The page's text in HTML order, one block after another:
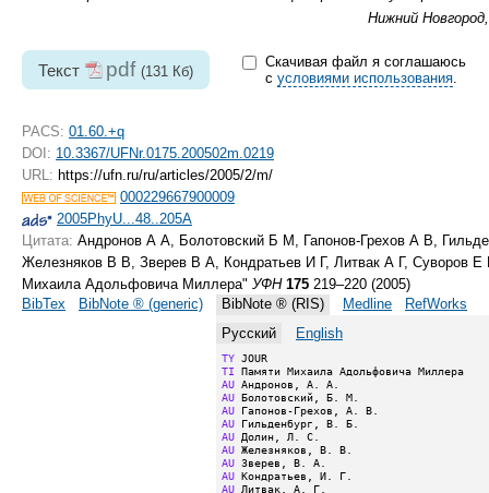
Нижний
Текст pdf (131 Кб)
Скачивая файл я соглашаюсь
с условиями использования.
PACS: 01.60.+q
DOI: 10.3367/UFNr.0175.200502m.0219
URL: https://ufn.ru/ru/articles/2005/2/m/
000229667900009
2005PhyU...48..205A
Цитата: Андронов А А, Болотовский Б М, Гапонов-Грехов А В,
Железняков В В, Зверев В А, Кондратьев И Г, Литвак А Г, Суворов
Михаила Адольфовича Миллера" УФН 175 219–220 (2005)
BibTex
BibNote ® (generic) BibNote ® (RIS) Medline
RefWorks
Русский
English
TY
TI
AU
AU
AU
AU
AU
AU
AU
AU
AU